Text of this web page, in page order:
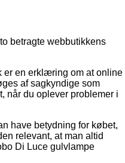
betragte webbutikkens
er en erklæring om at online
af sagkyndige som
når du oplever problemer i
have betydning for købet,
relevant, at man altid
Di Luce gulvlampe